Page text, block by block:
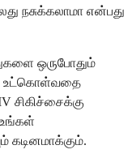
நசுக்கலாமா என்பது
ஒருபோதும்
உட்கொள்வதை
சிகிச்சைக்கு
உங்கள்
கடினமாக்கும்.